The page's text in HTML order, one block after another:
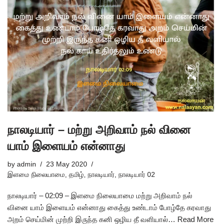
நாலடியார் – மற்று அறிவாம் நல் வினை
யாம் இளையம் என்னாது
by admin
23 May 2020
இளமை நிலையாமை, தமிழ், நாலடியார், நாலடியார் 02
நாலடியார் – 02:09 – இளமை நிலையாமை மற்று அறிவாம் நல்
வினை யாம் இளையம் என்னாது கைத்து உண்டாம் போழ்தே கரவாது
அறம் செய்மின் முற்றி இருந்த கனி ஒழிய தீ வளியால்… Read More